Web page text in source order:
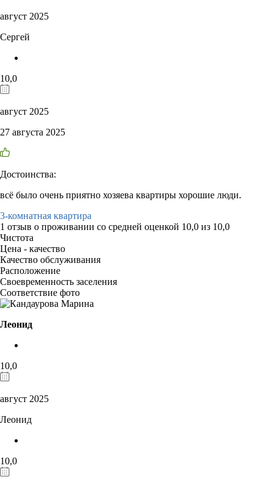
август 2025
Сергей
10,0
август 2025
27 августа 2025
Достоинства:
всё было очень приятно хозяева квартиры хорошие люди.
3-комнатная квартира
1 отзыв о проживании со средней оценкой 10,0 из 10,0
Чистота
Цена - качество
Качество обслуживания
Расположение
Своевременность заселения
Соответствие фото
Леонид
10,0
август 2025
Леонид
10,0